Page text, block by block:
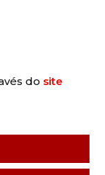
do site